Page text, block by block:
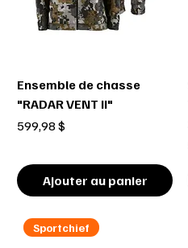
Ensemble de chasse
"RADAR VENT II"
Prix
599,98 $
Ajouter au panier
Sportchief